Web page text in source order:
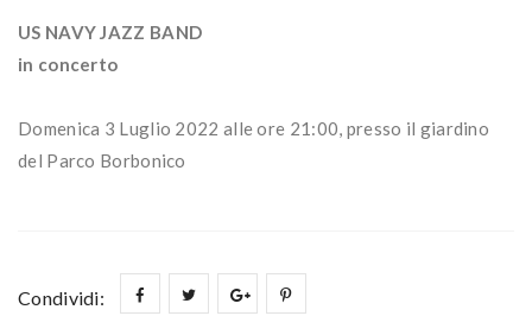
US NAVY JAZZ BAND
in concerto
Domenica 3 Luglio 2022 alle ore 21:00, presso il giardino
del Parco Borbonico
Condividi: